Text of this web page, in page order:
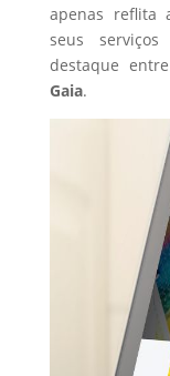
apenas reflita
seus
destaque
Gaia.